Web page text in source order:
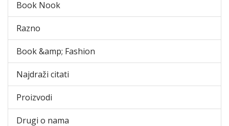
Book Nook
Razno
Book &amp; Fashion
Najdraži citati
Proizvodi
Drugi o nama